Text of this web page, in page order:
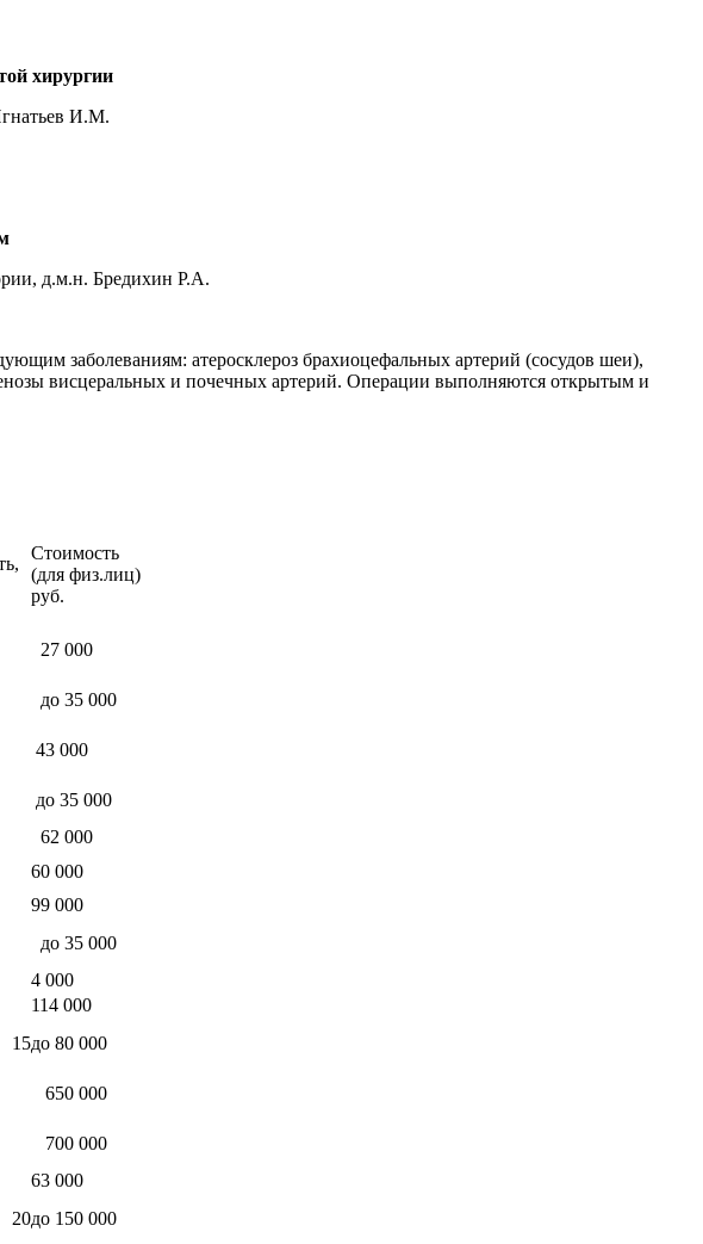
хирургии
И.М.
д.м.н. Бредихин Р.А.
заболеваниям: атеросклероз брахиоцефальных артерий (сосудов шеи),
висцеральных и почечных артерий. Операции выполняются открытым и
Стоимость
(для физ.лиц)
руб.
27 000
до 35 000
43 000
до 35 000
62 000
60 000
99 000
до 35 000
4 000
114 000
15до 80 000
650 000
700 000
63 000
20до 150 000